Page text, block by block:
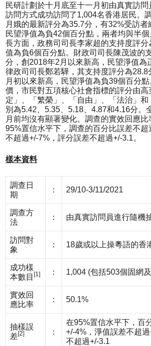
民研計劃於十月底至十一月初由真實訪
訪問方式成功訪問了1,004名香港居民。
月娥的最新評分為35.7分，有32%受訪者
民望淨值為負42個百分點，兩者均與半
長方面，政務司司長李家超的支持度評
值為負6個百分點。財政司司長陳茂波的
分，創2018年2月以來新高，民望淨值為
律政司司長鄭若驊，其支持度評分為28.8
月初以來新高，民望淨值為負39個百分
價，市民對五項核心社會指標的評分由
定」、「繁榮」、「自由」、「法治」
別為5.42、5.35、5.18、4.87和4.16分。
月前均沒有顯著變化。調查的實效回應比
95%置信水平下，調查的百分比誤差不
不超過+/-7%，評分誤差不超過+/-3.1。
樣本資料
調查日
期
： 29/10-3/11/2021
調查方
法
： 由真實訪問員進行隨機
訪問對
象
： 18歲或以上操粵語的香
成功樣
本數目 [1] ： 1,004 (包括503個固網
實效回
應比率
： 50.1%
抽樣誤
差[2] ：
在95%置信水平下，百
+/-4%，淨值誤差不超
不超過+/-3.1